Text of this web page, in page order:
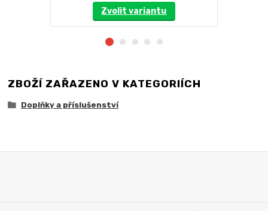
Zvolit variantu
ZBOŽÍ ZAŘAZENO V KATEGORIÍCH
Doplňky a příslušenství